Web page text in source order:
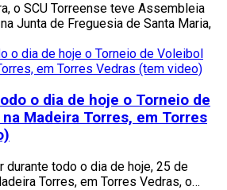
o SCU Torreense teve Assembleia
Junta de Freguesia de Santa Maria,
o dia de hoje o Torneio de
na Madeira Torres, em Torres
durante todo o dia de hoje, 25 de
Torres, em Torres Vedras, o…